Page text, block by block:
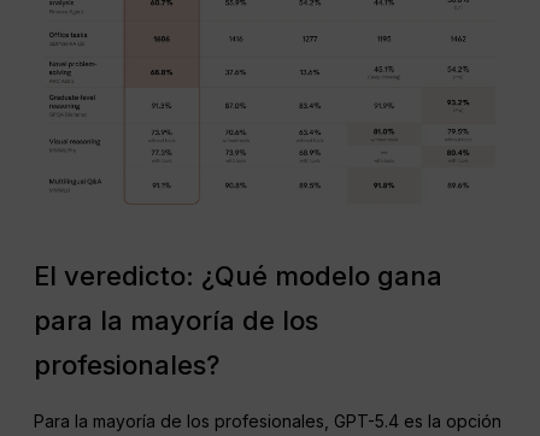
El veredicto: ¿Qué modelo gana
para la mayoría de los
profesionales?
Para la mayoría de los profesionales, GPT-5.4 es la opción